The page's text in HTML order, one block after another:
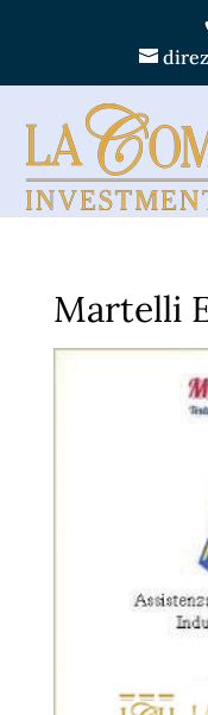
Martelli